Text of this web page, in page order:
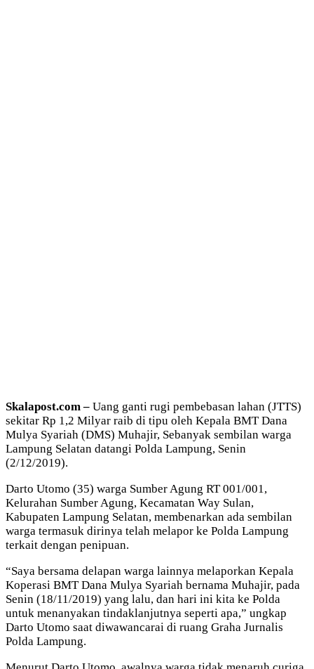
Skalapost.com – Uang ganti rugi pembebasan lahan (JTTS)
sekitar Rp 1,2 Milyar raib di tipu oleh Kepala BMT Dana
Mulya Syariah (DMS) Muhajir, Sebanyak sembilan warga
Lampung Selatan datangi Polda Lampung, Senin
(2/12/2019).
Darto Utomo (35) warga Sumber Agung RT 001/001,
Kelurahan Sumber Agung, Kecamatan Way Sulan,
Kabupaten Lampung Selatan, membenarkan ada sembilan
warga termasuk dirinya telah melapor ke Polda Lampung
terkait dengan penipuan.
“Saya bersama delapan warga lainnya melaporkan Kepala
Koperasi BMT Dana Mulya Syariah bernama Muhajir, pada
Senin (18/11/2019) yang lalu, dan hari ini kita ke Polda
untuk menanyakan tindaklanjutnya seperti apa,” ungkap
Darto Utomo saat diwawancarai di ruang Graha Jurnalis
Polda Lampung.